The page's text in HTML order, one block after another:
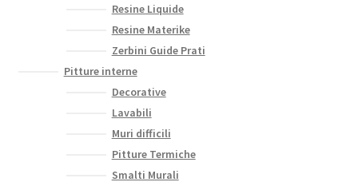
Resine Liquide
Resine Materike
Zerbini Guide Prati
Pitture interne
Decorative
Lavabili
Muri difficili
Pitture Termiche
Smalti Murali